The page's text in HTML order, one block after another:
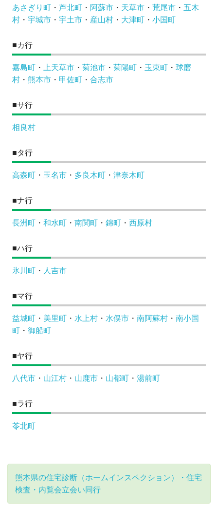
あさぎり町 ・ 芦北町 ・ 阿蘇市 ・ 天草市 ・ 荒尾市 ・ 五木
村 ・ 宇城市 ・ 宇土市 ・ 産山村 ・ 大津町 ・ 小国町
■カ行
嘉島町 ・ 上天草市 ・ 菊池市 ・ 菊陽町 ・ 玉東町 ・ 球磨
村 ・ 熊本市 ・ 甲佐町 ・ 合志市
■サ行
相良村
■タ行
高森町 ・ 玉名市 ・ 多良木町 ・ 津奈木町
■ナ行
長洲町 ・ 和水町 ・ 南関町 ・ 錦町 ・ 西原村
■ハ行
氷川町 ・ 人吉市
■マ行
益城町 ・ 美里町 ・ 水上村 ・ 水俣市 ・ 南阿蘇村 ・ 南小国
町
・ 御船町
■ヤ行
八代市 ・ 山江村 ・ 山鹿市 ・ 山都町 ・ 湯前町
■ラ行
苓北町
熊本県の住宅診断（ホームインスペクション）・住宅
検査・内覧会立会い同行